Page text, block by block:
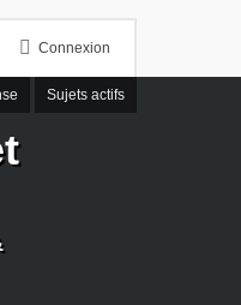
Connexion
Sujets actifs